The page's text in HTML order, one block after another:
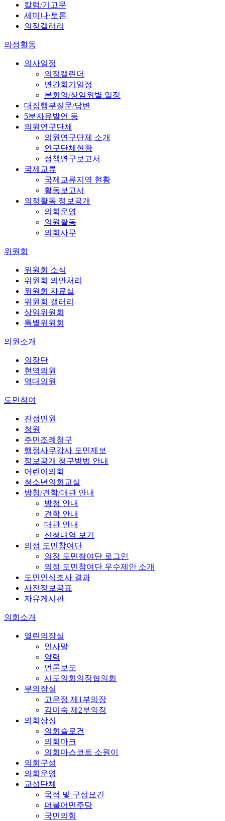
칼럼/기고문
세미나·토론
의정갤러리
의정활동
의사일정
의정캘린더
연간회기일정
본회의/상임위별 일정
대집행부질문/답변
5분자유발언 등
의원연구단체
의원연구단체 소개
연구단체현황
정책연구보고서
국제교류
국제교류지역 현황
활동보고서
의정활동 정보공개
의회운영
의원활동
의회사무
위원회
위원회 소식
위원회 의안처리
위원회 자료실
위원회 갤러리
상임위원회
특별위원회
의원소개
의장단
현역의원
역대의원
도민참여
진정민원
청원
주민조례청구
행정사무감사 도민제보
정보공개 청구방법 안내
어린이의회
청소년의회교실
방청/견학/대관 안내
방청 안내
견학 안내
대관 안내
신청내역 보기
의정 도민참여단
의정 도민참여단 로그인
의정 도민참여단 우수제안 소개
도민인식조사 결과
사전정보공표
자유게시판
의회소개
열린의장실
인사말
약력
언론보도
시도의회의장협의회
부의장실
고은정 제1부의장
김미숙 제2부의장
의회상징
의회슬로건
의회마크
의회마스코트 소원이
의회구성
의회운영
교섭단체
목적 및 구성요건
더불어민주당
국민의힘